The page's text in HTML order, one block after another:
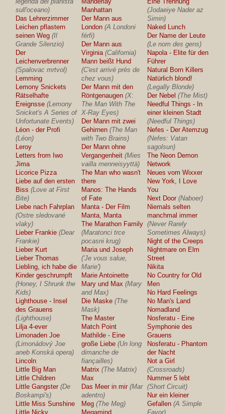
sull'oceano)
Das Lehrerzimmer
Leichen pflastern
seinen Weg (Il
Grande Silenzio)
Der
Leichenverbrenner
(Spalovac mrtvol)
Lemming
Lemony Snickets
Rätselhafte
Ereignsse (Lemony
Snicket's A Series of
Unfortunate Events)
Léon - der Profi
(Léon)
Leroy
Letters from Iwo
Jima
Licorice Pizza
Liebe auf den ersten
Biss (Love at First
Bite)
Liebe nach Fahrplan
(Ostre sledované
vlaky)
Lieber Frankie (Dear
Frankie)
Lieber Kurt
Lieber Thomas
Liebling, ich habe die
Kinder geschrumpft
(Honey, I Shrunk the
Kids)
Lighthouse - Insel
des Grauens
(Lighthouse)
Lilja 4-ever
Limonaden Joe
(Limonádový Joe
aneb Konská opera)
Lincoln
Little Big Man
Little Children
Little Gangster (De
Boskampi's)
Little Miss Sunshine
Little Nicky
Manhattan
Der Mann aus
London (A Londoni
férfi)
Der Mann aus
Virginia (California)
Mann beißt Hund
(C'est arrivé près de
chez vous)
Der Mann mit den
Röntgenaugen (X:
The Man With The
X-Ray Eyes)
Der Mann mit zwei
Gehirnen (The Man
with Two Brains)
Der Mann ohne
Vergangenheit (Mies
vailla menneisyyttä)
The Man who wasn't
there
Manos: The Hands
of Fate
Manta - Der Film
Manta, Manta
The Marathon Family
(Maratonci trce
pocasni krug)
Maria und Joseph
('Je vous salue,
Marie')
Marie Antoinette
Mary und Max (Mary
and Max)
Die Maske (The
Mask)
The Master
Match Point
Mathilde - Eine
große Liebe (Un long
dimanche de
fiançailles)
Matrix (The Matrix)
Max
Das Meer in mir (Mar
adentro)
Meg (The Meg)
Megamind
(Jodaeiye Nader az
Simin)
Naked Lunch
Der Name der Leute
(Le nom des gens)
Napola - Elite für den
Führer
Natural Born Killers
Natürlich blond!
(Legally Blonde)
Der Nebel (The Mist)
Needful Things - In
einer kleinen Stadt
(Needful Things)
Nefes - Der Atemzug
(Nefes: Vatan
sagolsun)
The Neon Demon
Network
Neues vom Wixxer
New York, I Love
You
Next Door (Naboer)
Niemals selten
manchmal immer
(Never Rarely
Sometimes Always)
Night of the Creeps
Nightmare on Elm
Street
Nikita
No Country for Old
Men
No Hard Feelings
No Man's Land
Nomadland
Nosferatu - Eine
Symphonie des
Grauens
Nosferatu - Phantom
der Nacht
Not a Girl
(Crossroads)
Nummer 5 lebt
(Short Circuit)
Nur ein kleiner
Gefallen (A Simple
Favor)